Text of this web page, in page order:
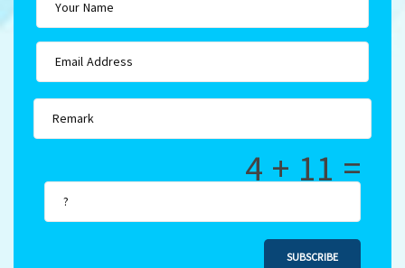
4 + 11 =
SUBSCRIBE